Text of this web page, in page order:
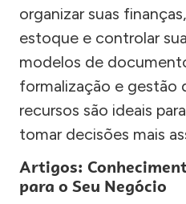
organizar suas
estoque e controlar
modelos de
formalização e gestão
recursos são ideais
tomar decisões mais
Artigos:
para o Seu Negócio